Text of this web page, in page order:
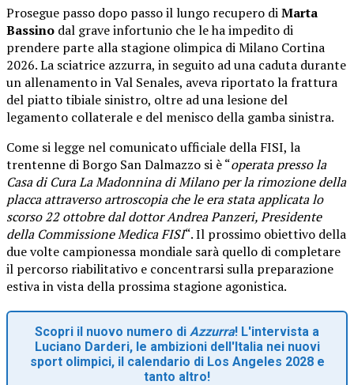
Prosegue passo dopo passo il lungo recupero diMarta
Bassino dal grave infortunio che le ha impedito di
prendere parte alla stagione olimpica di Milano Cortina
2026. La sciatrice azzurra, in seguito ad una caduta durante
un allenamento in Val Senales, aveva riportato la frattura
del piatto tibiale sinistro, oltre ad una lesione del
legamento collaterale e del menisco della gamba sinistra.
Come si legge nel comunicato ufficiale della FISI, la
trentenne di Borgo San Dalmazzo si è “operata presso la
Casa di Cura La Madonnina di Milano per la rimozione della
placca attraverso artroscopia che le era stata applicata lo
scorso 22 ottobre dal dottor Andrea Panzeri, Presidente
della Commissione Medica FISI“. Il prossimo obiettivo della
due volte campionessa mondiale sarà quello di completare
il percorso riabilitativo e concentrarsi sulla preparazione
estiva in vista della prossima stagione agonistica.
Scopri il nuovo numero di Azzurra! L'intervista a
Luciano Darderi, le ambizioni dell'Italia nei nuovi
sport olimpici, il calendario di Los Angeles 2028 e
tanto altro!